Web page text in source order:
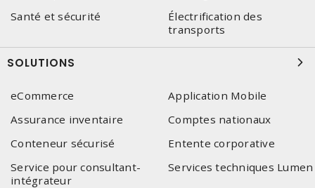
Santé et sécurité
Électrification des
transports
SOLUTIONS
eCommerce
Application Mobile
Assurance inventaire
Comptes nationaux
Conteneur sécurisé
Entente corporative
Service pour consultant-
intégrateur
Services techniques Lumen